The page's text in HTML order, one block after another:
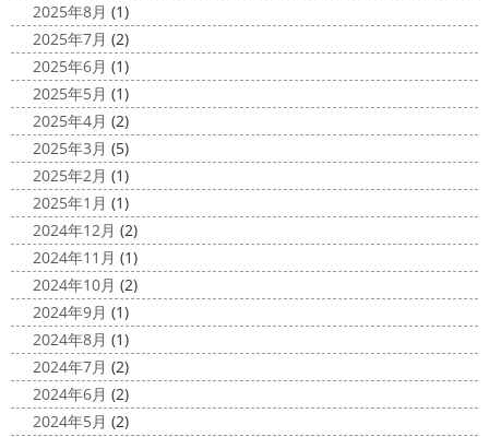
は真冬の寒さとなりましたがいかがお過ごしですか？
先
日は都内の夜桜を観に行きました
例年よりも大分寒いお
花見になりましたがとても綺麗でした(*^_^*)
帰りは人気
のハン ...
みなさんこんにちは(^O^)
が、みなさんはいかがお過ごしですか？
笑 先日、池袋の
サンシャイン水族館に行きました
外国人の方が多く、
館内はとても賑わっていました
ここの大きな水槽にはサ
...
外に行けるようになりますように…
2020/11/26
海散歩
＊湘南の外壁塗装専門店＊
こんにちわ☼ 最近はグッと気温が下がり
寒くなりましたね
気づけば今年も後一
か月ちょっと(´ﾟдﾟ｀) 早い早い
ロナが危険な感じになってきたので、海にはたくさんの人
が来てました！！ でも、海なら ...
2020/11/19
海に行きたい…！！！＊湘南の外壁
塗装専門店＊
最近は暖かくて過ごしやすいお天気です
ね
弊社ライダーの脇祐史君はバリ島に行きました!! 私も
行きたいーーーーー!!! 写真が送られてきたら、またアップ
していきますね
ット
2025年8月 (1)
2025年7月 (2)
2025年6月 (1)
2025年5月 (1)
2025年4月 (2)
2025年3月 (5)
2025年2月 (1)
2025年1月 (1)
2024年12月 (2)
2024年11月 (1)
2024年10月 (2)
2024年9月 (1)
2024年8月 (1)
2024年7月 (2)
2024年6月 (2)
2024年5月 (2)